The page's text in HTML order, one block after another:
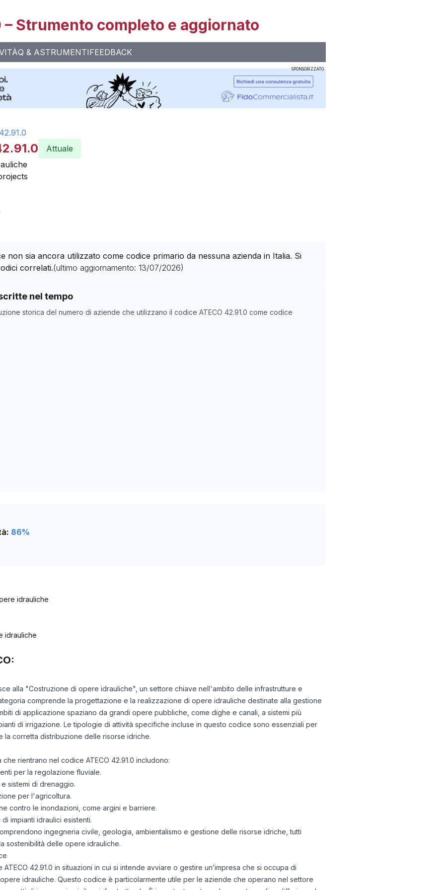
– Strumento completo e aggiornato
Q & ASTRUMENTIFEEDBACK
SPONSORIZZATO
42.91.0
Attuale
non sia ancora utilizzato come codice primario da nessuna azienda in Italia. Si
correlati.(ultimo aggiornamento: 13/07/2026)
nel tempo
storica del numero di aziende che utilizzano il codice ATECO 42.91.0 come codice
con codice ATECO
Numero aziende
86%
idrauliche
idrauliche
alla "Costruzione di opere idrauliche", un settore chiave nell'ambito delle infrastrutture e
comprende la progettazione e la realizzazione di opere idrauliche destinate alla gestione
di applicazione spaziano da grandi opere pubbliche, come dighe e canali, a sistemi più
di irrigazione. Le tipologie di attività specifiche incluse in questo codice sono essenziali per
la corretta distribuzione delle risorse idriche.
rientrano nel codice ATECO 42.91.0 includono:
per la regolazione fluviale.
sistemi di drenaggio.
per l'agricoltura.
contro le inondazioni, come argini e barriere.
impianti idraulici esistenti.
ingegneria civile, geologia, ambientalismo e gestione delle risorse idriche, tutti
sostenibilità delle opere idrauliche.
42.91.0 in situazioni in cui si intende avviare o gestire un’impresa che si occupa di
idrauliche. Questo codice è particolarmente utile per le aziende che operano nel settore